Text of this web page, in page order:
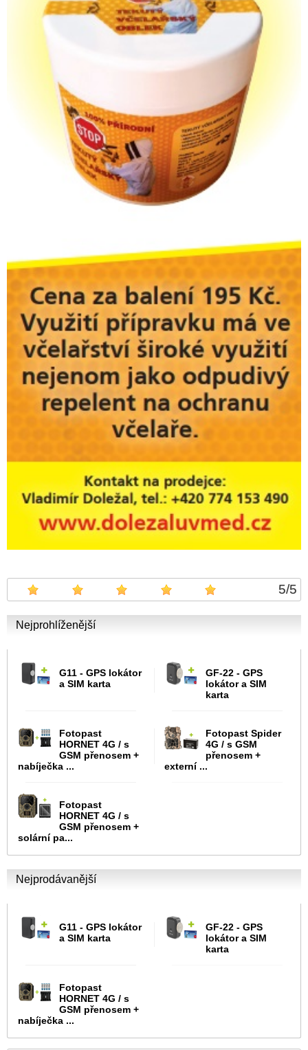
5/5
Nejprohlíženější
G11 - GPS lokátor
a SIM karta
GF-22 - GPS
lokátor a SIM
karta
Fotopast
HORNET 4G / s
GSM přenosem +
nabíječka ...
Fotopast Spider
4G / s GSM
přenosem +
externí ...
Fotopast
HORNET 4G / s
GSM přenosem +
solární pa...
Nejprodávanější
G11 - GPS lokátor
a SIM karta
GF-22 - GPS
lokátor a SIM
karta
Fotopast
HORNET 4G / s
GSM přenosem +
nabíječka ...